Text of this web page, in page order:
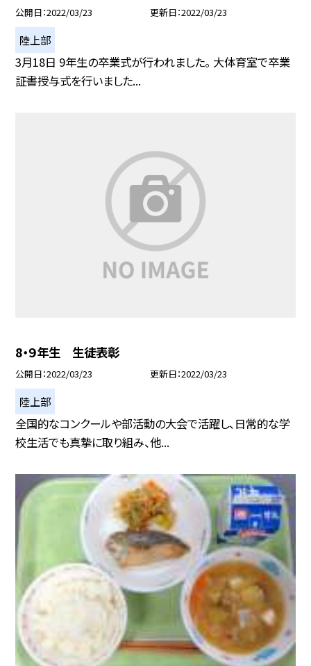
公開日 2022/03/23 更新日 2022/03/23
陸上部
3月18日 9年生の卒業式が行われました。 大体育室で卒業
証書授与式を行いました...
8・９年生 生徒表彰
公開日 2022/03/23 更新日 2022/03/23
陸上部
全国的なコンクールや部活動の大会で活躍し、日常的な学
校生活でも真摯に取り組み、他...